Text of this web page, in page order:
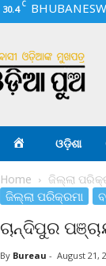
30.4 C
ଓଡ଼ିଶା
Home ଜିଲ୍ଲା
ଜିଲ୍ଲା ପରିକ୍ରମା
ଚାନ୍ଦିପୁର
By Bureau - August 21,